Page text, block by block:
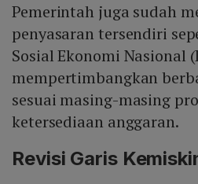
Pemerintah juga sudah
penyasaran tersendiri
Sosial Ekonomi Nasional
mempertimbangkan
sesuai masing-masing
ketersediaan anggaran.
Revisi Garis